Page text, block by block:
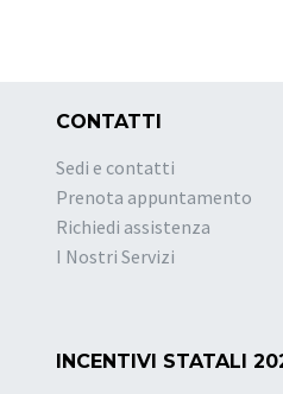
CONTATTI
Sedi e contatti
Prenota appuntamento
Richiedi assistenza
I Nostri Servizi
INCENTIVI STATALI